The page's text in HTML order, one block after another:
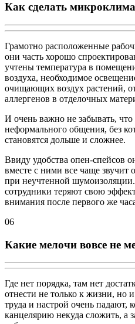
Как сделать
Грамотно расположенные
они часть хорошо
учтены температура в
воздуха, необходимое
очищающих воздух растений,
аллергенов в отделочных
И очень важно не забывать,
неформального общения, без
становятся дольше и сложнее.
Ввиду удобства опен-спейсов
вместе с ними все чаще звучит
при неучтенной шумоизоляции.
сотрудники теряют свою
внимания после первого же
06
Какие мелочи вовсе не
Где нет порядка, там нет
отнести не только к жизни, но
труда и настрой очень падают,
канцелярию некуда сложить, а